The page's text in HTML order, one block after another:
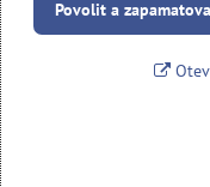
Povolit a